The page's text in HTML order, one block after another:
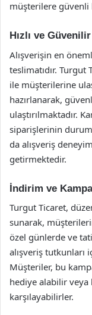
müşterilere güvenli
Hızlı ve
Alışverişin en
teslimatıdır. Turgut
ile müşterilerine
hazırlanarak,
ulaştırılmaktadır.
siparişlerinin
da alışveriş
getirmektedir.
İndirim ve
Turgut Ticaret,
sunarak,
özel günlerde ve
alışveriş tutkunları
Müşteriler, bu
hediye alabilir veya
karşılayabilirler.